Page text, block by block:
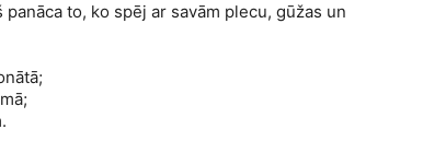
to, ko spēj ar savām plecu, gūžas un